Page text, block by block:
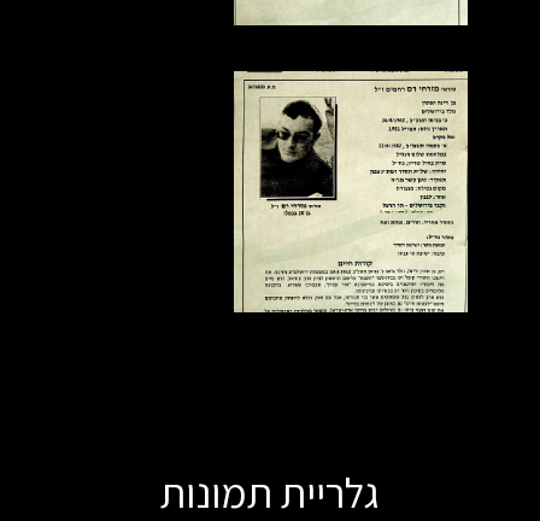
גלריית תמונות